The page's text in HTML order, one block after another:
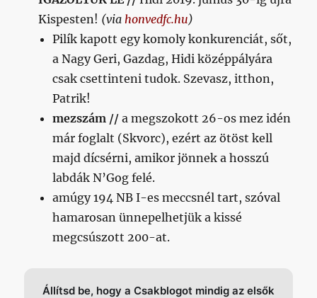
Kispesten! (viahonvedfc.hu)
Pilík kapott egy komoly konkurenciát, sőt,
a Nagy Geri, Gazdag, Hidi középpályára
csak csettinteni tudok. Szevasz, itthon,
Patrik!
mezszám //a megszokott 26-os mez idén
már foglalt (Skvorc), ezért az ötöst kell
majd dícsérni, amikor jönnek a hosszú
labdák N’Gog felé.
amúgy 194 NB I-es meccsnél tart, szóval
hamarosan ünnepelhetjük a kissé
megcsúszott 200-at.
Állítsd be, hogy a Csakblogot mindig az elsők